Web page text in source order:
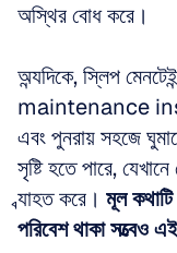
অস্থির বোধ করে।
অন্যদিকে, স্লিপ
maintenance
এবং পুনরায় সহজে
সৃষ্টি হতে পারে,
ব্যাহত করে। মূল
পরিবেশ থাকা সত্ত্বেও